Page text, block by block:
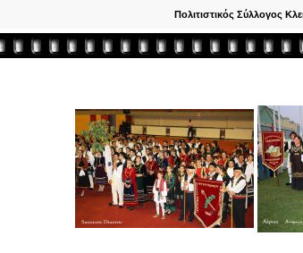
Πολιτιστικός Σύλλογος